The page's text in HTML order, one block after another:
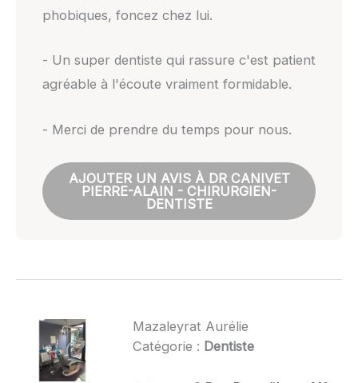
phobiques, foncez chez lui.
- Un super dentiste qui rassure c'est patient
agréable à l'écoute vraiment formidable.
- Merci de prendre du temps pour nous.
AJOUTER UN AVIS À DR CANIVET
PIERRE-ALAIN - CHIRURGIEN-
DENTISTE
Mazaleyrat Aurélie
Catégorie : Dentiste